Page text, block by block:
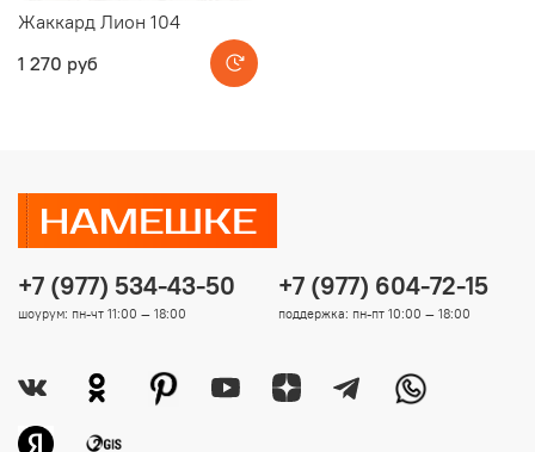
Жаккард Лион 104
1 270 руб
+7 (977) 534-43-50
шоурум: пн-чт 11:00 — 18:00
+7 (977) 604-72-15
поддержка: пн-пт 10:00 — 18:00